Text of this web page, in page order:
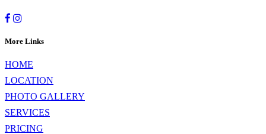
More Links
HOME
LOCATION
PHOTO GALLERY
SERVICES
PRICING